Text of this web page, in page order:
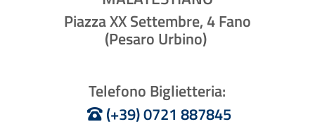
Piazza XX Settembre, 4 Fano
(Pesaro Urbino)
Telefono Biglietteria:
(+39) 0721 887845